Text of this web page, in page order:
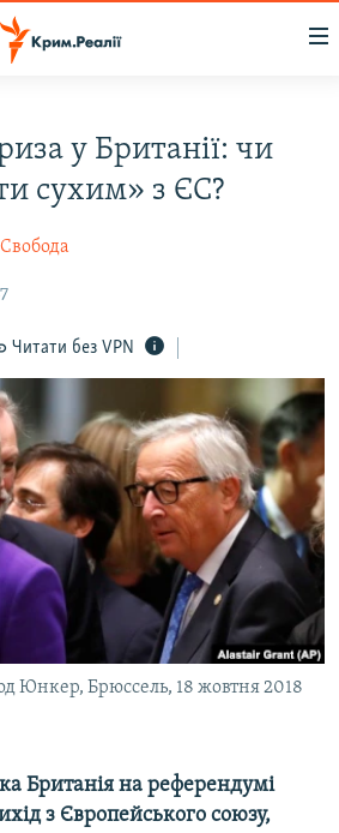
КРИМУ
у Британії: чи
сухим» з ЄС?
Читати без VPN
Юнкер, Брюссель, 18 жовтня 2018
Британія на референдумі
з Європейського союзу,